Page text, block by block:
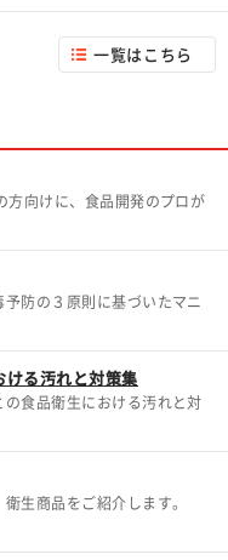
一覧はこちら
方向けに、食品開発のプロが
防の３原則に基づいたマニ
る汚れと対策集
食品衛生における汚れと対
生商品をご紹介します。